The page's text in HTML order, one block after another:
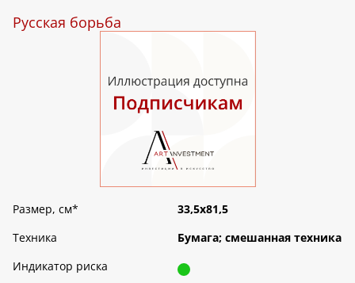
Русская борьба
Размер, см*
33,5х81,5
Техника
Бумага; смешанная техника
Индикатор риска